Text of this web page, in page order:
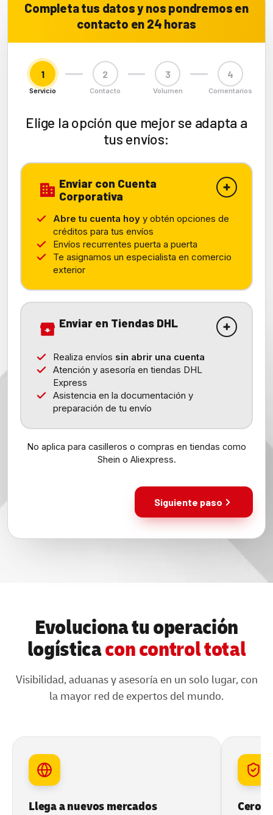
Completa tus datos y nos pondremos en
contacto en 24 horas
1
Servicio
2
Contacto
3
Volumen
4
Comentarios
Elige la opción que mejor se adapta a
tus envíos:
Enviar con Cuenta
Corporativa
Abre tu cuenta hoy y obtén opciones de
créditos para tus envíos
Envíos recurrentes puerta a puerta
Te asignamos un especialista en comercio
exterior
Enviar en Tiendas DHL
Realiza envíos sin abrir una cuenta
Atención y asesoría en tiendas DHL
Express
Asistencia en la documentación y
preparación de tu envío
No aplica para casilleros o compras en tiendas como
Shein o Aliexpress.
Siguiente paso
Evoluciona tu operación
logísticacon control total
Visibilidad, aduanas y asesoría en un solo lugar, con
la mayor red de expertos del mundo.
Llega a nuevos mercados Cero